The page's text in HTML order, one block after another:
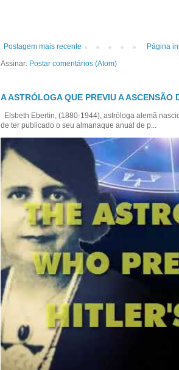
Postagem mais recente
Página
Assinar: Postar comentários (Atom)
A ASTRÓLOGA QUE PREVIU A ASCENSÃO
Elsbeth Ebertin, (1880-1944), astróloga alemã
de ter publicado o seu almanaque anual de p...